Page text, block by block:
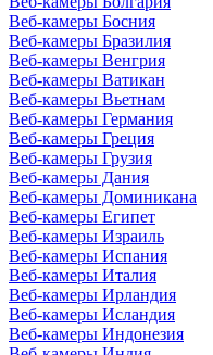
Веб-камеры Босния
Веб-камеры Бразилия
Веб-камеры Венгрия
Веб-камеры Ватикан
Веб-камеры Вьетнам
Веб-камеры Германия
Веб-камеры Греция
Веб-камеры Грузия
Веб-камеры Дания
Веб-камеры Доминикана
Веб-камеры Египет
Веб-камеры Израиль
Веб-камеры Испания
Веб-камеры Италия
Веб-камеры Ирландия
Веб-камеры Исландия
Веб-камеры Индонезия